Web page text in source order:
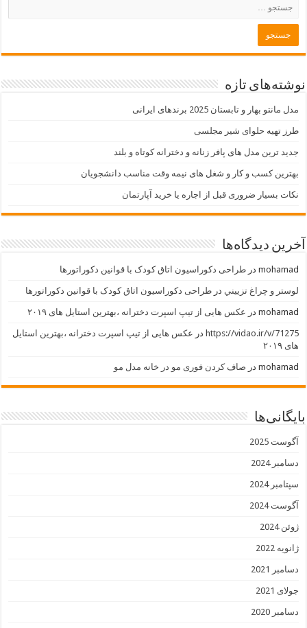
نوشته‌های تازه
مدل مانتو بهار و تابستان 2025 برندهای ایرانی
طرز تهیه حلوای شیر مجلسی
جدید ترین مدل های پافر زنانه و دخترانه کوتاه و بلند
بهترین کسب و کار و شغل های نیمه وقت مناسب دانشجویان
نکات بسیار ضروری قبل از اجاره یا خرید آپارتمان
آخرین دیدگاه‌ها
mohamad درطراحی دکوراسیون اتاق کودک با قوانین دکوراتورها
لوستر و چراغ تزييني درطراحی دکوراسیون اتاق کودک با قوانین دکوراتورها
mohamad در عکس هایی از تیپ اسپرت دخترانه ،بهترین استایل های ۲۰۱۹
https://vidao.ir/v/71275 در عکس هایی از تیپ اسپرت دخترانه ،بهترین استایل
های ۲۰۱۹
mohamad در صاف کردن فوری مو در خانه مدل مو
بایگانی‌ها
آگوست 2025
دسامبر 2024
سپتامبر 2024
آگوست 2024
ژوئن 2024
ژانویه 2022
دسامبر 2021
جولای 2021
دسامبر 2020